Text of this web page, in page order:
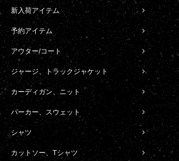
新入荷アイテム
予約アイテム
アウター/コート
ジャージ、トラックジャケット
カーディガン、ニット
パーカー、スウェット
シャツ
カットソー、Tシャツ